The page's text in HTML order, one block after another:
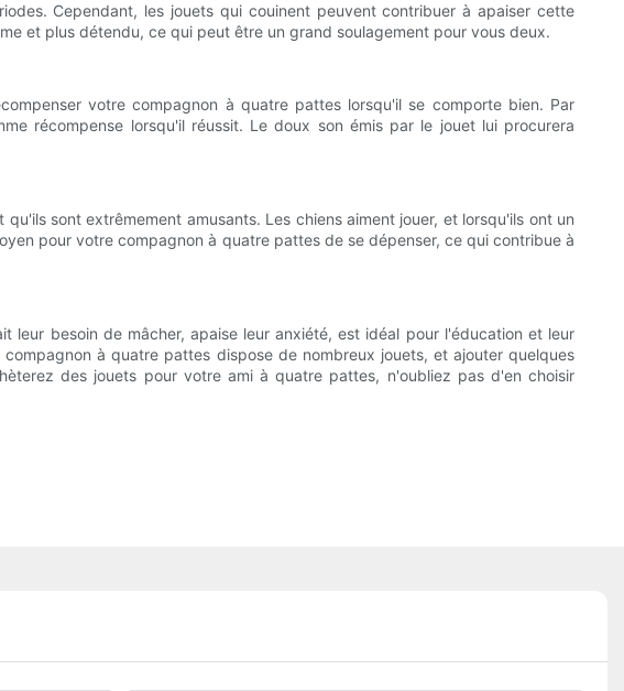
Cependant, les jouets qui couinent peuvent contribuer à apaiser cette
et plus détendu, ce qui peut être un grand soulagement pour vous deux.
votre compagnon à quatre pattes lorsqu'il se comporte bien. Par
récompense lorsqu'il réussit. Le doux son émis par le jouet lui procurera
sont extrêmement amusants. Les chiens aiment jouer, et lorsqu'ils ont un
pour votre compagnon à quatre pattes de se dépenser, ce qui contribue à
leur besoin de mâcher, apaise leur anxiété, est idéal pour l'éducation et leur
à quatre pattes dispose de nombreux jouets, et ajouter quelques
des jouets pour votre ami à quatre pattes, n'oubliez pas d'en choisir